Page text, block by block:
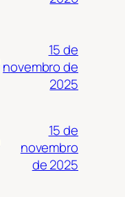
15 de
novembro de
2025
15 de
novembro
de 2025